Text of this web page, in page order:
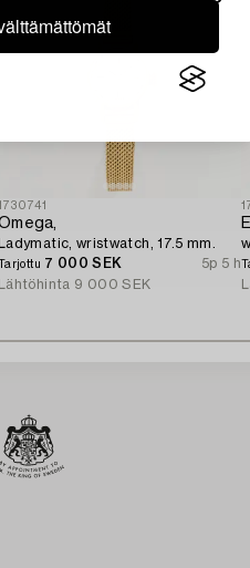
Ladymatic, wristwatch, 17.5 mm.
Tarjottu 7 000 SEK
5p 5 h
Lähtöhinta 9 000 SEK